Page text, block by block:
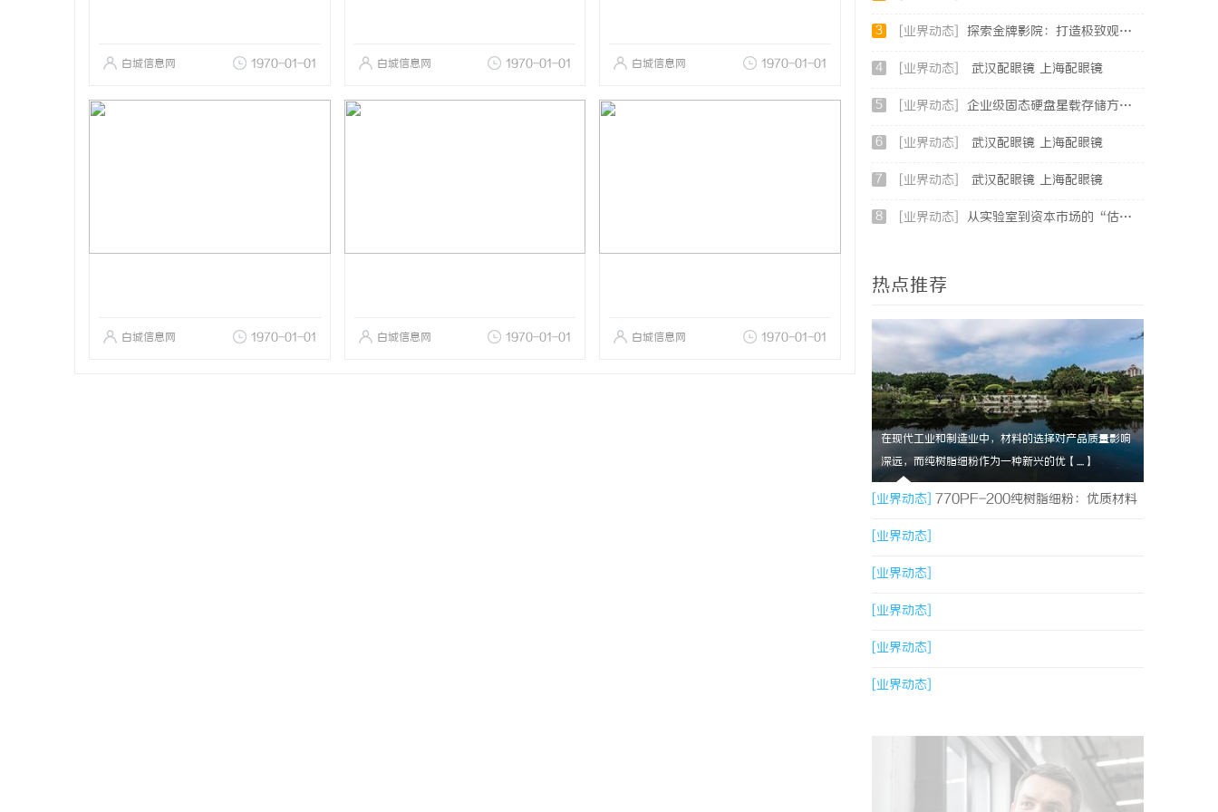
白城信息网 1970-01-01 白城信息网 1970-01-01 白城信息网 1970-01-01
白城信息网 1970-01-01 白城信息网 1970-01-01 白城信息网 1970-01-01
3 [业界动态] 探索金牌影院：打造极致观影体验的顶尖影院品牌
4 [业界动态] 武汉配眼镜 上海配眼镜
5 [业界动态] 企业级固态硬盘星载存储方案选购指南
6 [业界动态] 武汉配眼镜 上海配眼镜
7 [业界动态] 武汉配眼镜 上海配眼镜
8 [业界动态] 从实验室到资本市场的“估值倍增器”：专利律师如何重塑硬科技企业的融资逻辑
热点推荐
在现代工业和制造业中，材料的选择对产品质量影响
深远，而纯树脂细粉作为一种新兴的优【....】
[业界动态] 770PF-200纯树脂细粉：优质材料
的全貌与应用
[业界动态]
[业界动态]
[业界动态]
[业界动态]
[业界动态]